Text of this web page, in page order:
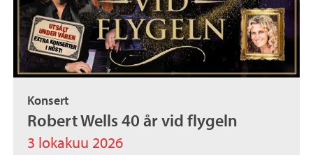
Konsert
Robert Wells 40 år vid flygeln
3 lokakuu 2026